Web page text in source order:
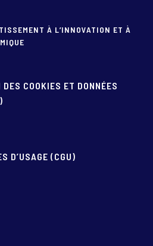
À L’INNOVATION ET À
COOKIES ET DONNÉES
D’USAGE (CGU)